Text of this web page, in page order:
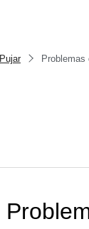
Pujar Problemas